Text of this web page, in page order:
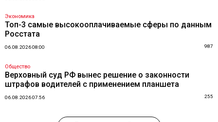
Экономика
Топ-3 самые высокооплачиваемые сферы по данным
Росстата
06.08.2026 08:00 987
Общество
Верховный суд РФ вынес решение о законности
штрафов водителей с применением планшета
06.08.2026 07:56 255